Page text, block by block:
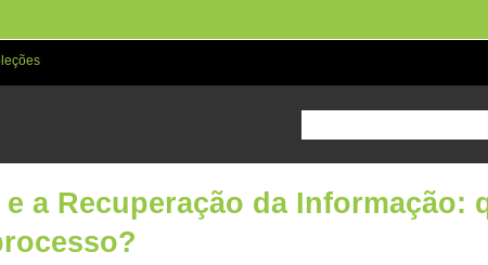
a Recuperação da Informação: